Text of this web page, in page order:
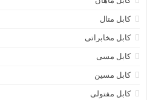
کابل متال
کابل مخابراتی
کابل مسی
کابل مسین
کابل مفتولی